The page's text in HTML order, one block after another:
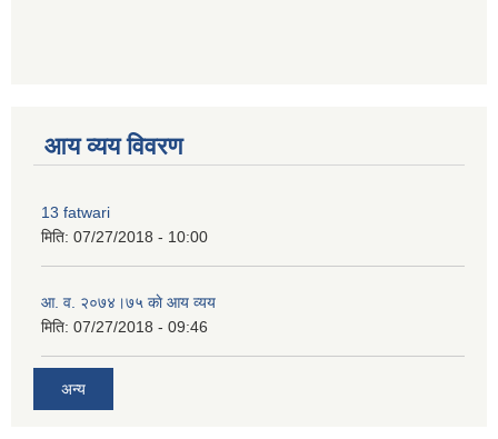
आय व्यय विवरण
13 fatwari
मिति: 07/27/2018 - 10:00
आ‍. व. २०७४।७५ काे आय व्यय
मिति: 07/27/2018 - 09:46
अन्य